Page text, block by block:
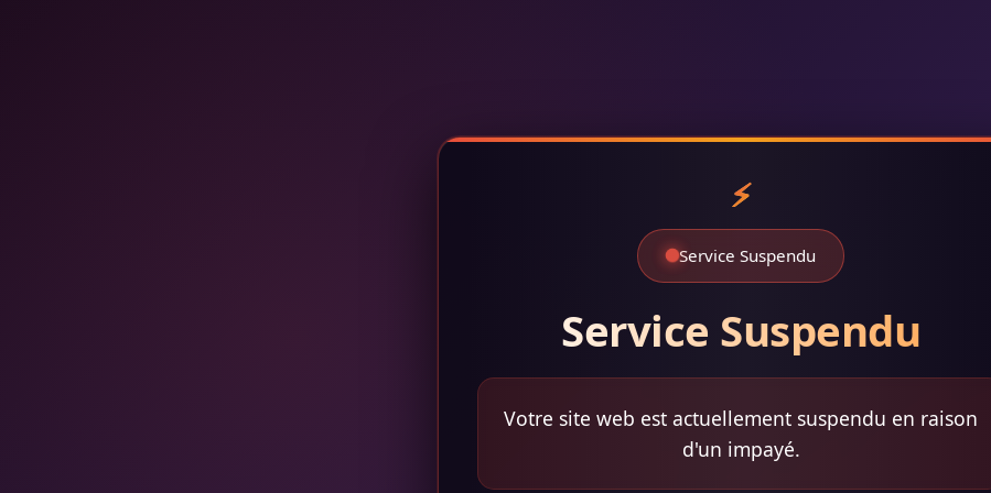
Service Suspendu
Service Suspendu
Votre site web est actuellement suspendu en raison
d'un impayé.